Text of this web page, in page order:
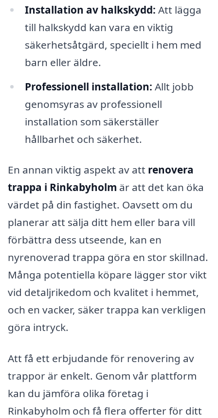
Installation av halkskydd: Att lägga
till halkskydd kan vara en viktig
säkerhetsåtgärd, speciellt i hem med
barn eller äldre.
Professionell installation: Allt jobb
genomsyras av professionell
installation som säkerställer
hållbarhet och säkerhet.
En annan viktig aspekt av att renovera
trappa i Rinkabyholm är att det kan öka
värdet på din fastighet. Oavsett om du
planerar att sälja ditt hem eller bara vill
förbättra dess utseende, kan en
nyrenoverad trappa göra en stor skillnad.
Många potentiella köpare lägger stor vikt
vid detaljrikedom och kvalitet i hemmet,
och en vacker, säker trappa kan verkligen
göra intryck.
Att få ett erbjudande för renovering av
trappor är enkelt. Genom vår plattform
kan du jämföra olika företag i
Rinkabyholm och få flera offerter för ditt